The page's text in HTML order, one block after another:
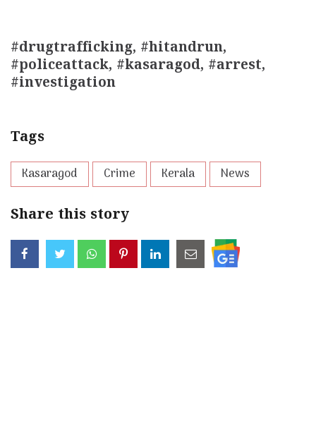
#drugtrafficking, #hitandrun,
#policeattack, #kasaragod, #arrest,
#investigation
Tags
Kasaragod Crime Kerala News
Share this story